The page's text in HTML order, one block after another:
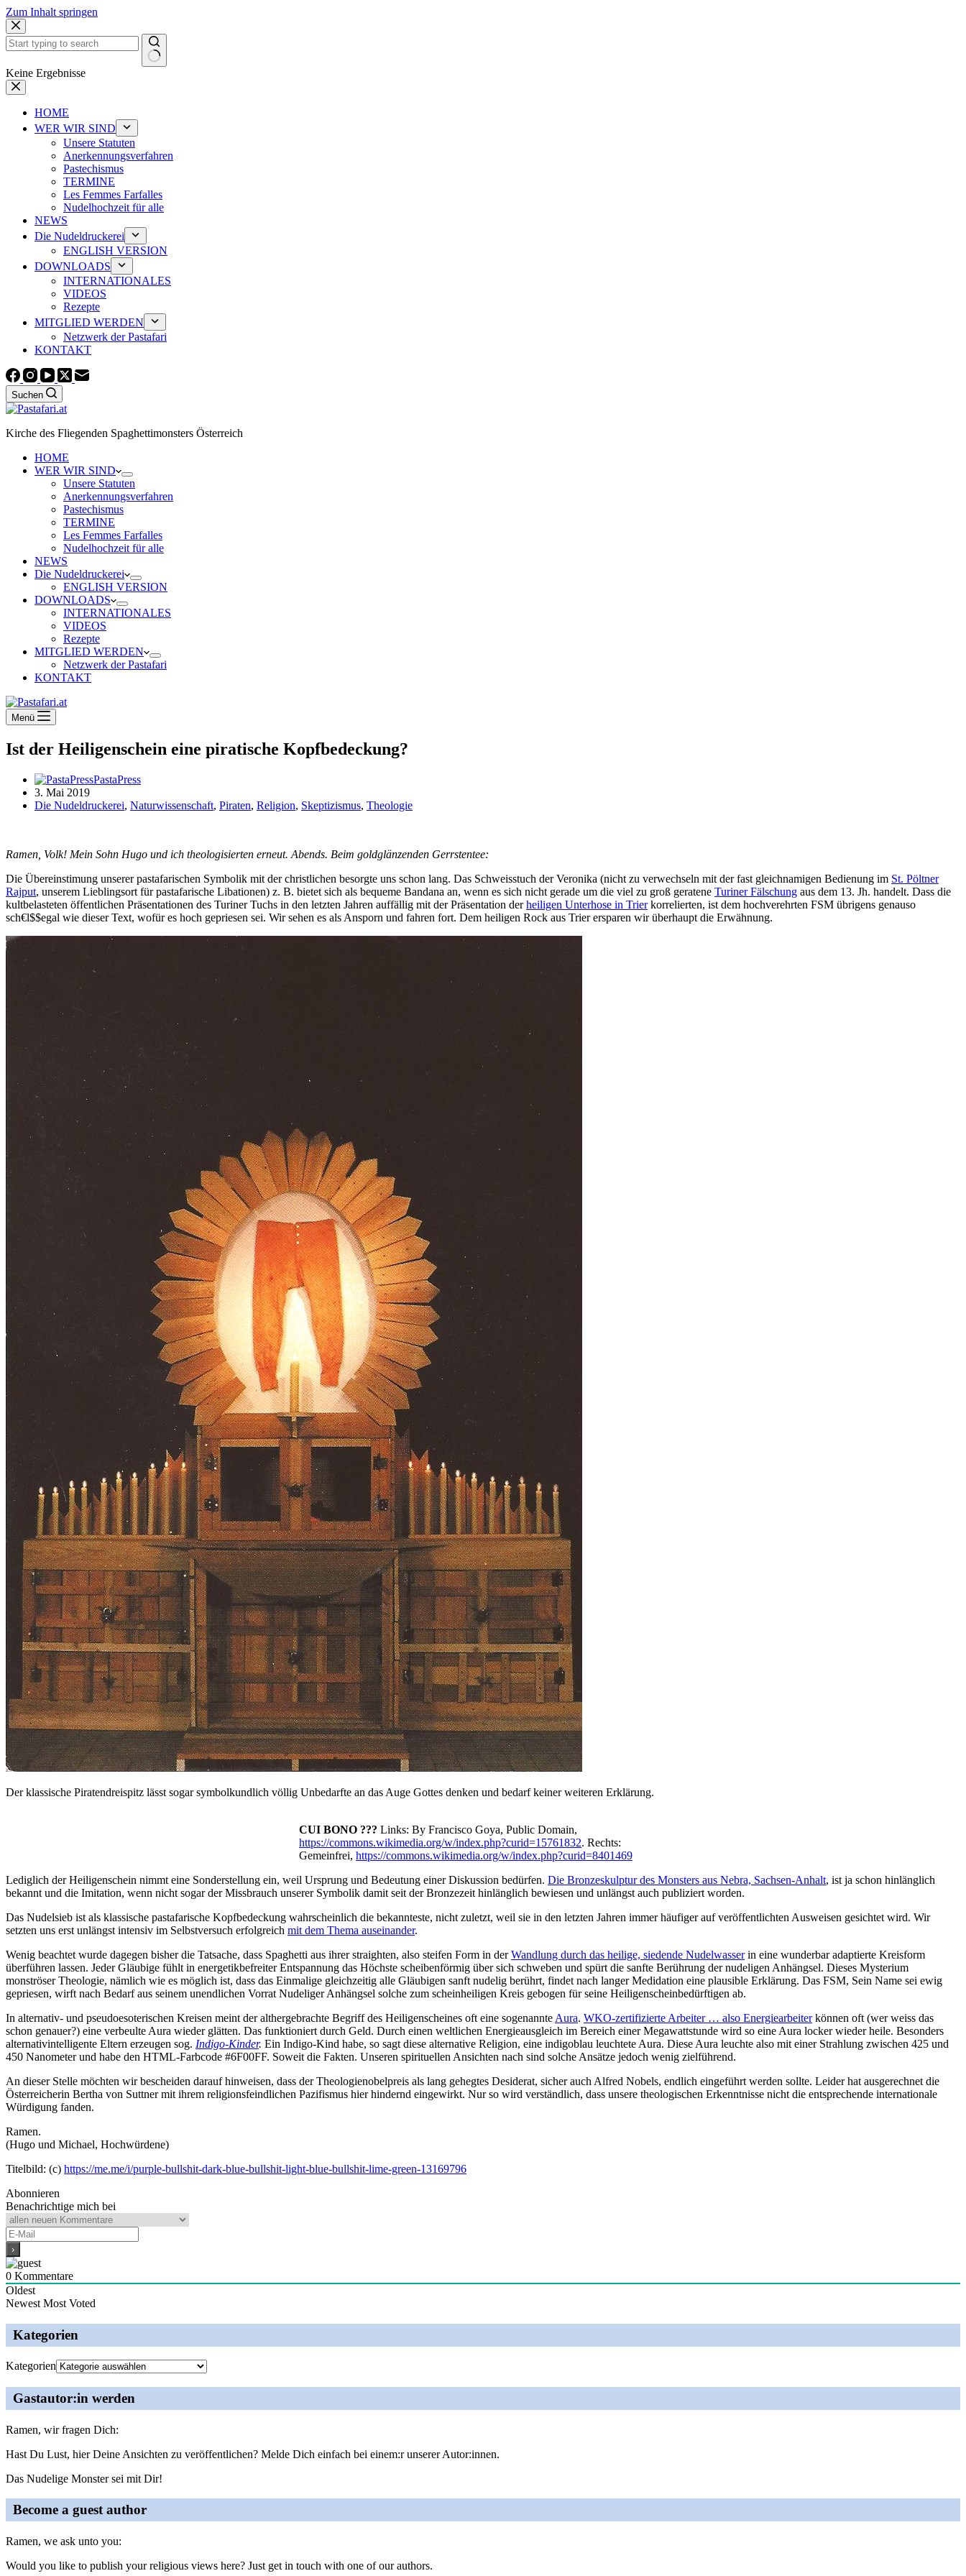
Zum Inhalt springen
Keine Ergebnisse
HOME
WER WIR SIND
Unsere Statuten
Anerkennungsverfahren
Pastechismus
TERMINE
Les Femmes Farfalles
Nudelhochzeit für alle
NEWS
Die Nudeldruckerei
ENGLISH VERSION
DOWNLOADS
INTERNATIONALES
VIDEOS
Rezepte
MITGLIED WERDEN
Netzwerk der Pastafari
KONTAKT
Suchen
Kirche des Fliegenden Spaghettimonsters Österreich
HOME
WER WIR SIND
Unsere Statuten
Anerkennungsverfahren
Pastechismus
TERMINE
Les Femmes Farfalles
Nudelhochzeit für alle
NEWS
Die Nudeldruckerei
ENGLISH VERSION
DOWNLOADS
INTERNATIONALES
VIDEOS
Rezepte
MITGLIED WERDEN
Netzwerk der Pastafari
KONTAKT
Menü
Ist der Heiligenschein eine piratische Kopfbedeckung?
PastaPress
3. Mai 2019
Die Nudeldruckerei, Naturwissenschaft, Piraten, Religion, Skeptizismus, Theologie
Ramen, Volk! Mein Sohn Hugo und ich theologisierten erneut. Abends. Beim goldglänzenden Gerrstentee:
Die Übereinstimung unserer pastafarischen Symbolik mit der christlichen besorgte uns schon lang. Das Schweisstuch der Veronika (nicht zu verwechseln mit der fast gleichnamigen Bedienung im St. Pöltner
Rajput, unserem Lieblingsort für pastafarische Libationen) z. B. bietet sich als bequeme Bandana an, wenn es sich nicht gerade um die viel zu groß geratene Turiner Fälschung aus dem 13. Jh. handelt. Dass die
kultbelasteten öffentlichen Präsentationen des Turiner Tuchs in den letzten Jahren auffällig mit der Präsentation derheiligen Unterhose in Trierkorrelierten, ist dem hochverehrten FSM übrigens genauso
sch€l$$egal wie dieser Text, wofür es hoch gepriesen sei. Wir sehen es als Ansporn und fahren fort. Dem heiligen Rock aus Trier ersparen wir überhaupt die Erwähnung.
Der klassische Piratendreispitz lässt sogar symbolkundlich völlig Unbedarfte an das Auge Gottes denken und bedarf keiner weiteren Erklärung.
CUI BONO ??? Links: By Francisco Goya, Public Domain,
https://commons.wikimedia.org/w/index.php?curid=15761832. Rechts:
Gemeinfrei, https://commons.wikimedia.org/w/index.php?curid=8401469
Lediglich der Heiligenschein nimmt eine Sonderstellung ein, weil Ursprung und Bedeutung einer Diskussion bedürfen. Die Bronzeskulptur des Monsters aus Nebra, Sachsen-Anhalt, ist ja schon hinlänglich
bekannt und die Imitation, wenn nicht sogar der Missbrauch unserer Symbolik damit seit der Bronzezeit hinlänglich bewiesen und unlängst auch publiziert worden.
Das Nudelsieb ist als klassische pastafarische Kopfbedeckung wahrscheinlich die bekannteste, nicht zuletzt, weil sie in den letzten Jahren immer häufiger auf veröffentlichten Ausweisen gesichtet wird. Wir
setzten uns erst unlängst intensiv im Selbstversuch erfolgreich mit dem Thema auseinander.
Wenig beachtet wurde dagegen bisher die Tatsache, dass Spaghetti aus ihrer straighten, also steifen Form in derWandlung durch das heilige, siedende Nudelwasserin eine wunderbar adaptierte Kreisform
überführen lassen. Jeder Gläubige fühlt in energetikbefreiter Entspannung das Höchste scheibenförmig über sich schweben und spürt die sanfte Berührung der nudeligen Anhängsel. Dieses Mysterium
monströser Theologie, nämlich wie es möglich ist, dass das Einmalige gleichzeitig alle Gläubigen sanft nudelig berührt, findet nach langer Medidation eine plausible Erklärung. Das FSM, Sein Name sei ewig
gepriesen, wirft nach Bedarf aus seinem unendlichen Vorrat Nudeliger Anhängsel solche zum scheinheiligen Kreis gebogen für seine Heiligenscheinbedürftigen ab.
In alternativ- und pseudoesoterischen Kreisen meint der althergebrachte Begriff des Heiligenscheines oft eine sogenannte Aura. WKO-zertifizierte Arbeiter … also Energiearbeiterkönnen oft (wer weiss das
schon genauer?) eine verbeulte Aura wieder glätten. Das funktioniert durch Geld. Durch einen weltlichen Energieausgleich im Bereich einer Megawattstunde wird so eine Aura locker wieder heile. Besonders
alternativintelligente Eltern erzeugen sog. Indigo-Kinder. Ein Indigo-Kind habe, so sagt diese alternative Religion, eine indigoblau leuchtete Aura. Diese Aura leuchte also mit einer Strahlung zwischen 425 und
450 Nanometer und habe den HTML-Farbcode #6F00FF. Soweit die Fakten. Unseren spirituellen Ansichten nach sind solche Ansätze jedoch wenig zielführend.
An dieser Stelle möchten wir bescheiden darauf hinweisen, dass der Theologienobelpreis als lang gehegtes Desiderat, sicher auch Alfred Nobels, endlich eingeführt werden sollte. Leider hat ausgerechnet die
Österreicherin Bertha von Suttner mit ihrem religionsfeindlichen Pazifismus hier hindernd eingewirkt. Nur so wird verständlich, dass unsere theologischen Erkenntnisse nicht die entsprechende internationale
Würdigung fanden.
Ramen.
(Hugo und Michael, Hochwürdene)
Titelbild: (c) https://me.me/i/purple-bullshit-dark-blue-bullshit-light-blue-bullshit-lime-green-13169796
Abonnieren
Benachrichtige mich bei
0 Kommentare
Oldest
Newest Most Voted
Kategorien
Kategorien
Gastautor:in werden
Ramen, wir fragen Dich:
Hast Du Lust, hier Deine Ansichten zu veröffentlichen? Melde Dich einfach bei einem:r unserer Autor:innen.
Das Nudelige Monster sei mit Dir!
Become a guest author
Ramen, we ask unto you:
Would you like to publish your religious views here? Just get in touch with one of our authors.